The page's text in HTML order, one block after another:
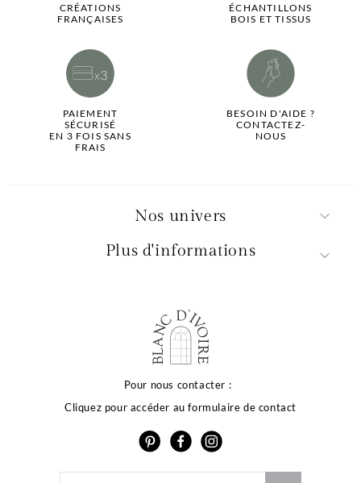
CRÉATIONS
FRANÇAISES
ÉCHANTILLONS
BOIS ET TISSUS
PAIEMENT
SÉCURISÉ
EN 3 FOIS SANS
FRAIS
BESOIN D'AIDE ?
CONTACTEZ-
NOUS
Nos univers
Pour nous contacter :
Cliquez pour accéder au formulaire de contact
Plus d'informations
qualité de votre
dépend
vos choix
site utilise des cookies ou des technologies similaires
d’intérêt, vous garantir une meilleure expérience